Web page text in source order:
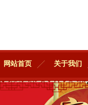
网站首页 关于我们